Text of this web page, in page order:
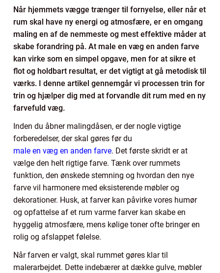
Når hjemmets vægge trænger til fornyelse, eller når et
rum skal have ny energi og atmosfære, er en omgang
maling en af de nemmeste og mest effektive måder at
skabe forandring på. At male en væg en anden farve
kan virke som en simpel opgave, men for at sikre et
flot og holdbart resultat, er det vigtigt at gå metodisk til
værks. I denne artikel gennemgår vi processen trin for
trin og hjælper dig med at forvandle dit rum med en ny
farvefuld væg.
Inden du åbner malingdåsen, er der nogle vigtige
forberedelser, der skal gøres før du
male en væg en anden farve. Det første skridt er at
vælge den helt rigtige farve. Tænk over rummets
funktion, den ønskede stemning og hvordan den nye
farve vil harmonere med eksisterende møbler og
dekorationer. Husk, at farver kan påvirke vores humør
og opfattelse af et rum varme farver kan skabe en
hyggelig atmosfære, mens kølige toner ofte bringer en
rolig og afslappet følelse.
Når farven er valgt, skal rummet gøres klar til
malerarbejdet. Dette indebærer at dække gulve, møbler